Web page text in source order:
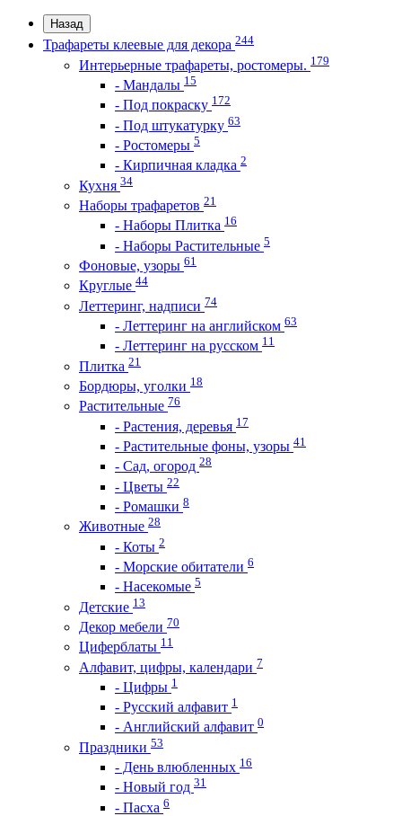
Назад
Трафареты клеевые для декора 244
Интерьерные трафареты, ростомеры. 179
- Мандалы 15
- Под покраску 172
- Под штукатурку 63
- Ростомеры 5
- Кирпичная кладка 2
Кухня 34
Наборы трафаретов 21
- Наборы Плитка 16
- Наборы Растительные 5
Фоновые, узоры 61
Круглые 44
Леттеринг, надписи 74
- Леттеринг на английском 63
- Леттеринг на русском 11
Плитка 21
Бордюры, уголки 18
Растительные 76
- Растения, деревья 17
- Растительные фоны, узоры 41
- Сад, огород 28
- Цветы 22
- Ромашки 8
Животные 28
- Коты 2
- Морские обитатели 6
- Насекомые 5
Детские 13
Декор мебели 70
Циферблаты 11
Алфавит, цифры, календари 7
- Цифры 1
- Русский алфавит 1
- Английский алфавит 0
Праздники 53
- День влюбленных 16
- Новый год 31
- Пасха 6